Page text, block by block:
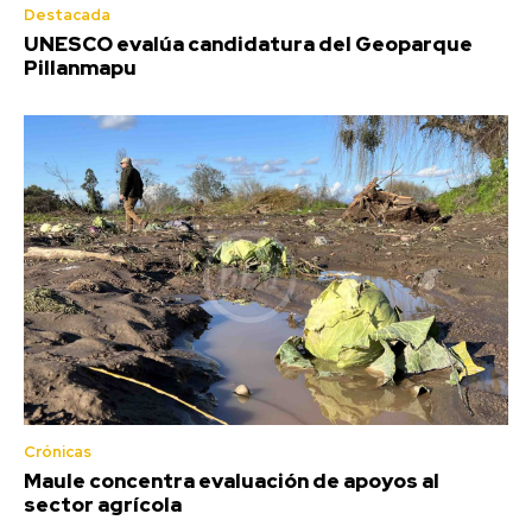
Destacada
UNESCO evalúa candidatura del Geoparque
Pillanmapu
Crónicas
Maule concentra evaluación de apoyos al
sector agrícola